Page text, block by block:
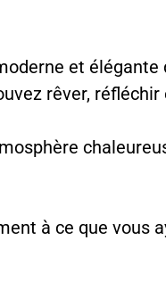
et
rêver,
à ce que vous